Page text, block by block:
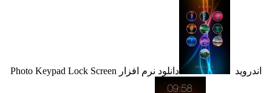
دانلود نرم افزار Photo Keypad Lock Screen